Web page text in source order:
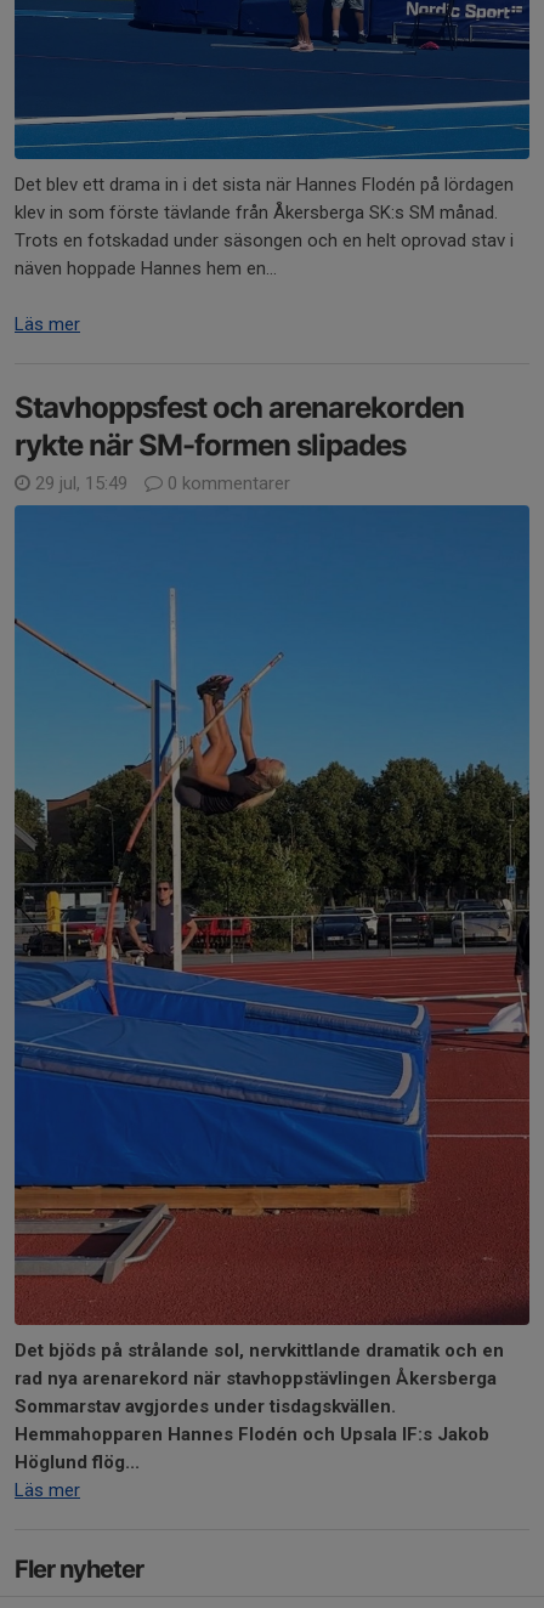
Det blev ett drama in i det sista när Hannes Flodén på lördagen
klev in som förste tävlande från Åkersberga SK:s SM månad.
Trots en fotskadad under säsongen och en helt oprovad stav i
näven hoppade Hannes hem en...
Läs mer
Stavhoppsfest och arenarekorden
rykte när SM-formen slipades
29 jul, 15:49 0 kommentarer
Det bjöds på strålande sol, nervkittlande dramatik och en
rad nya arenarekord när stavhoppstävlingen Åkersberga
Sommarstav avgjordes under tisdagskvällen.
Hemmahopparen Hannes Flodén och Upsala IF:s Jakob
Höglund flög...
Läs mer
Fler nyheter